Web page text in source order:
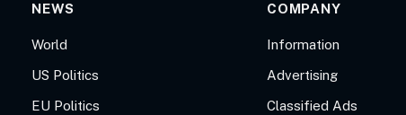
NEWS
World
US Politics
EU Politics
COMPANY
Information
Advertising
Classified Ads